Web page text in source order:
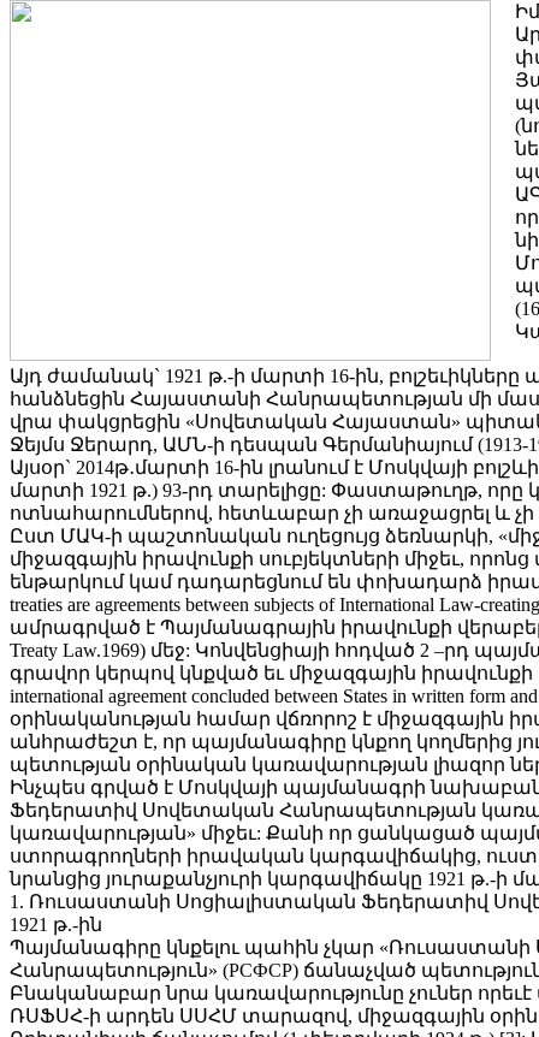
Այդ ժամանակ` 1921 թ.-ի մարտի 16-ին,
հանձնեցին Հայաստանի Հանրապետության մի
վրա փակցրեցին «Սովետական Հայաստան»
Ջեյմս Ջերարդ, ԱՄՆ-ի դեսպան Գերմանիայում (1913-
Այսօր` 2014թ․մարտի 16-ին լրանում է Մոսկվայի
մարտի 1921 թ.) 93-րդ տարելիցը: Փաստաթուղթ, որը
ոտնահարումներով, հետևաբար չի առաջացրել և
Ըստ ՄԱԿ-ի պաշտոնական ուղեցույց ձեռնարկի,
միջազգային իրավունքի սուբյեկտների միջեւ,
ենթարկում կամ դադարեցնում են փոխադարձ
treaties are agreements between subjects of International Law-
ամրագրված է Պայմանագրային իրավունքի
Treaty Law.1969) մեջ: Կոնվենցիայի հոդված 2 –րդ
գրավոր կերպով կնքված եւ միջազգային
international agreement concluded between States in written
օրինականության համար վճռորոշ է միջազգային
անհրաժեշտ է, որ պայմանագիրը կնքող կողմերից
պետության օրինական կառավարության լիազոր
Ինչպես գրված է Մոսկվայի պայմանագրի
Ֆեդերատիվ Սովետական Հանրապետության
կառավարության» միջեւ: Քանի որ ցանկացած
ստորագրողների իրավական կարգավիճակից,
նրանցից յուրաքանչյուրի կարգավիճակը 1921 թ.-ի
1. Ռուսաստանի Սոցիալիստական Ֆեդերատիվ
1921 թ.-ին
Պայմանագիրը կնքելու պահին չկար
Հանրապետություն» (РСФСР) ճանաչված
Բնականաբար նրա կառավարությունը չուներ
ՌՍՖՍՀ-ի արդեն ՍՍՀՄ տարազով, միջազգային